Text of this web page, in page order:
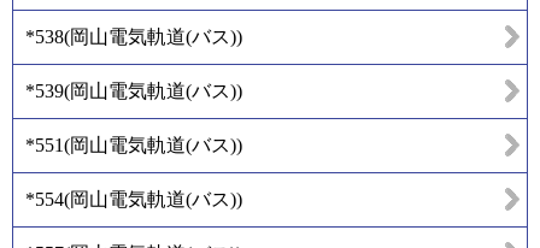
*538(岡山電気軌道(バス))
*539(岡山電気軌道(バス))
*551(岡山電気軌道(バス))
*554(岡山電気軌道(バス))